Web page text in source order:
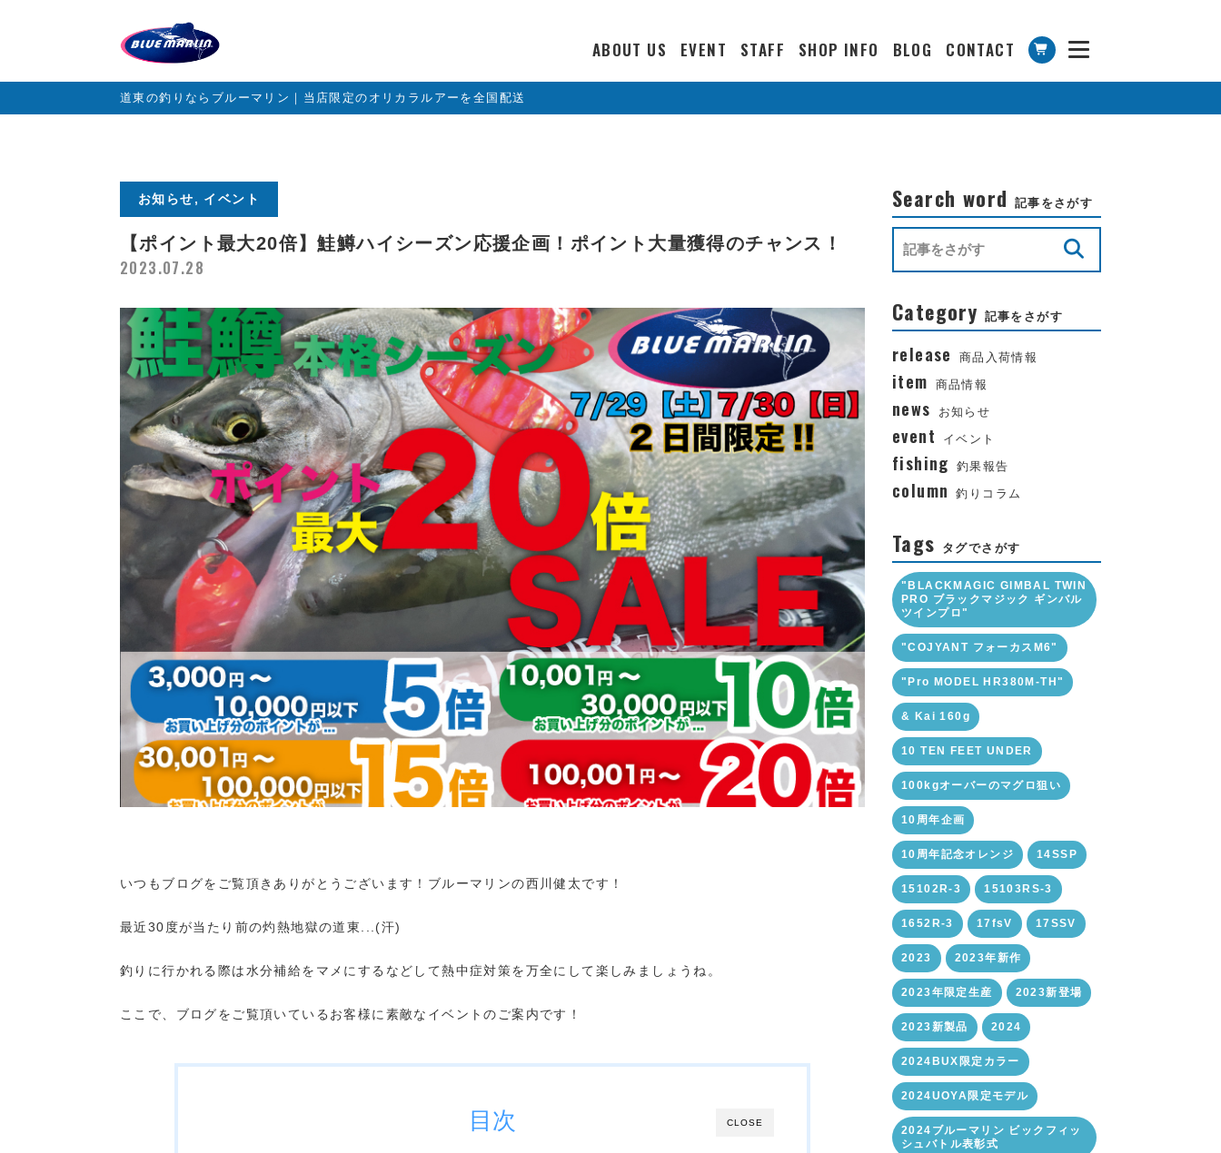
ABOUT US EVENT STAFF SHOP INFO BLOG CONTACT
道東の釣りならブルーマリン｜当店限定のオリカラルアーを全国配送
お知らせ, イベント
【ポイント最大20倍】鮭鱒ハイシーズン応援企画！ポイント大量獲得のチャンス！
2023.07.28
いつもブログをご覧頂きありがとうございます！ブルーマリンの西川健太です！
最近30度が当たり前の灼熱地獄の道東...(汗)
釣りに行かれる際は水分補給をマメにするなどして熱中症対策を万全にして楽しみましょうね。
ここで、ブログをご覧頂いているお客様に素敵なイベントのご案内です！
CLOSE
目次
Search word 記事をさがす
Category 記事をさがす
release 商品入荷情報
item 商品情報
news お知らせ
event イベント
fishing 釣果報告
column 釣りコラム
Tags タグでさがす
"BLACKMAGIC GIMBAL TWIN
PRO ブラックマジック ギンバル
ツインプロ"
"COJYANT フォーカスM6"
"Pro MODEL HR380M-TH"
& Kai 160g
10 TEN FEET UNDER
100kgオーバーのマグロ狙い
10周年企画
10周年記念オレンジ 14SSP
15102R-3 15103RS-3
1652R-3 17fsV 17SSV
2023 2023年新作
2023年限定生産 2023新登場
2023新製品 2024
2024BUX限定カラー
2024UOYA限定モデル
2024ブルーマリン ビックフィッ
シュバトル表彰式